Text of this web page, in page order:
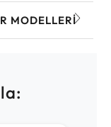
MODELLERI